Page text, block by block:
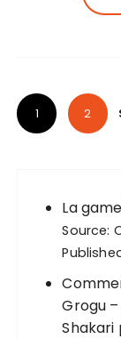
P
a
1 2
La
Source:
Grogu
Shakari